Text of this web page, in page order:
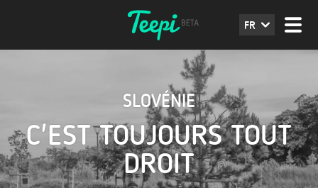
FR
SLOVÉNIE
C'EST TOUJOURS TOUT
DROIT